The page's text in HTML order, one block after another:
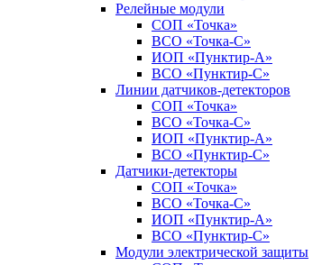
Релейные модули
СОП «Точка»
ВСО «Точка-С»
ИОП «Пунктир-А»
ВСО «Пунктир-С»
Линии датчиков-детекторов
СОП «Точка»
ВСО «Точка-С»
ИОП «Пунктир-А»
ВСО «Пунктир-С»
Датчики-детекторы
СОП «Точка»
ВСО «Точка-С»
ИОП «Пунктир-А»
ВСО «Пунктир-С»
Модули электрической защиты